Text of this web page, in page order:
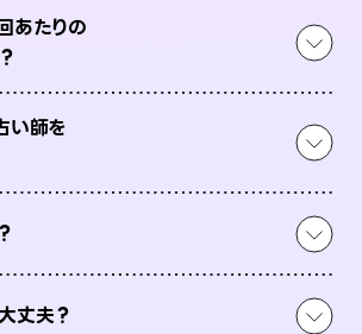
あたりの
い師を
丈夫？